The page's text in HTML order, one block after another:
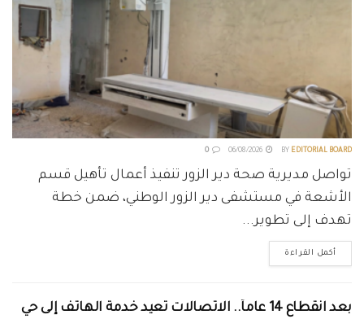
BY EDITORIAL BOARD
تواصل مديرية صحة دير الزور تنفيذ أعمال تأهيل قسم
الأشعة في مستشفى دير الزور الوطني، ضمن خطة
تهدف إلى تطوير...
أكمل القراءة
بعد انقطاع 14 عاماً.. الاتصالات تعيد خدمة الهاتف إلى حي